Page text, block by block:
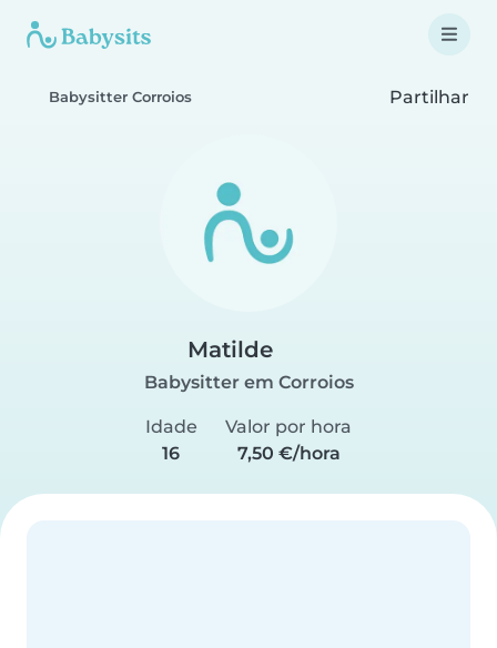
Babysitter Corroios Partilhar
Matilde
Babysitter em Corroios
Idade
16
Valor por hora
7,50 €/hora